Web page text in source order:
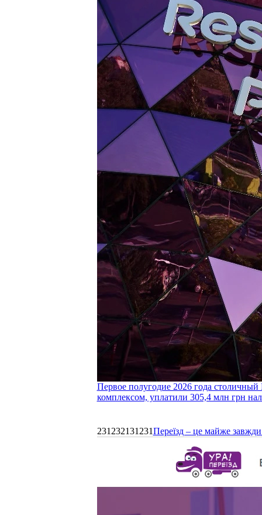
Первое полугодие 2026 года
комплексом, уплатили 305,4 млн грн
231232131231Переїзд – це майже